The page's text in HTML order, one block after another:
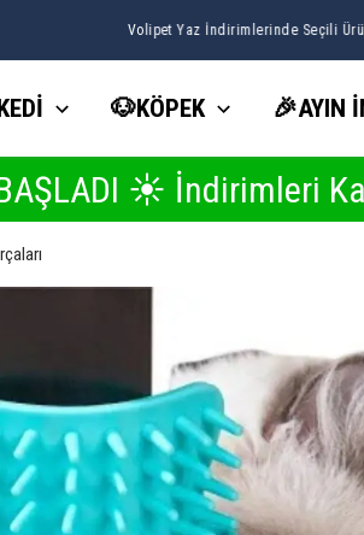
Volipet Yaz İndirimlerinde Seçili
🐶KÖPEK 🎉AYIN
İndirimleri